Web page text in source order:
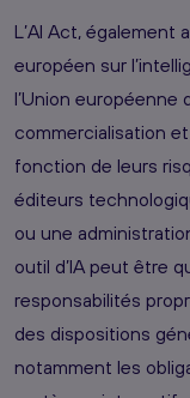
L’AI Act, également
européen sur
l’Union européenne
commercialisation et
fonction de leurs
éditeurs
ou une
outil d’IA peut être
responsabilités
des dispositions
notamment les